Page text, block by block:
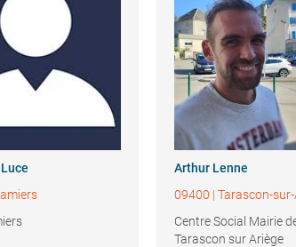
Luce
Arthur Lenne
09400 | Tarascon-
Centre Social Mairie
Tarascon sur Ariège